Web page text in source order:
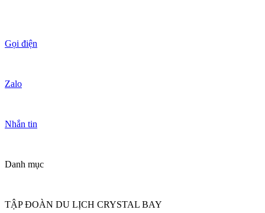
Gọi điện
Zalo
Nhắn tin
Danh mục
TẬP ĐOÀN DU LỊCH CRYSTAL BAY